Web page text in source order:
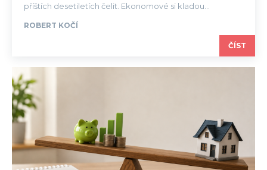
příštích desetiletích čelit. Ekonomové si kladou...
ROBERT KOČÍ
ČÍST